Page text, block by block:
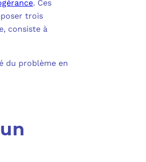
. Ces
trois
consiste à
du problème en